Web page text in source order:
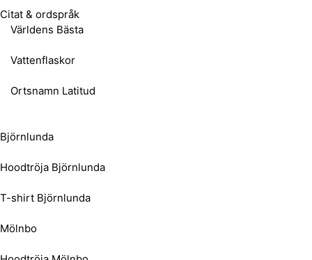
Citat & ordspråk
Världens Bästa
Vattenflaskor
Ortsnamn Latitud
Björnlunda
Hoodtröja Björnlunda
T-shirt Björnlunda
Mölnbo